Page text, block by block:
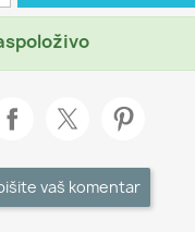
vaš komentar